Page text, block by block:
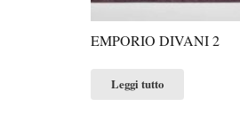
EMPORIO DIVANI 2
Leggi tutto